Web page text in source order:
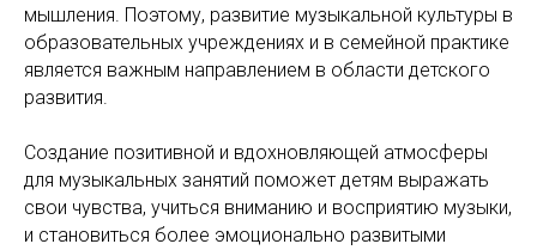
мышления. Поэтому, развитие музыкальной культуры в
образовательных учреждениях и в семейной практике
является важным направлением в области детского
развития.
Создание позитивной и вдохновляющей атмосферы
для музыкальных занятий поможет детям выражать
свои чувства, учиться вниманию и восприятию музыки,
и становиться более эмоционально развитыми